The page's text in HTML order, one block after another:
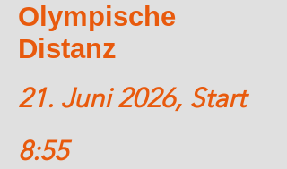
Olympische
Distanz
21. Juni 2026, Start
8:55